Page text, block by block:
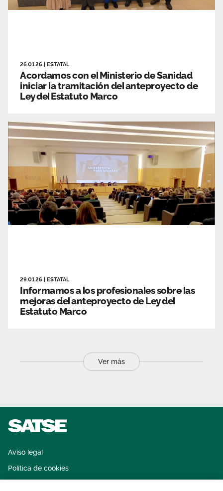
26.01.26 ESTATAL
Acordamos con el Ministerio de Sanidad
iniciar la tramitación del anteproyecto de
Ley del Estatuto Marco
29.01.26 ESTATAL
Informamos a los profesionales sobre las
mejoras del anteproyecto de Ley del
Estatuto Marco
Ver más
Aviso legal
Política de cookies